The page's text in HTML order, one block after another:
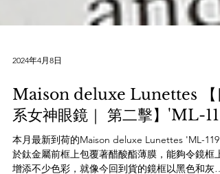
2024年4月8日
Maison deluxe Lunettes 【
系女神眼鏡｜ 第二擊】'ML-
本月最新到荷的Maison deluxe Lunettes 'ML-119'